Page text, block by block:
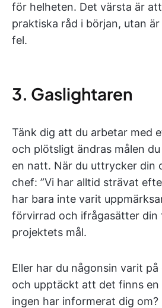
för helheten. Det värsta är
praktiska råd i början, utan
fel.
3. Gaslightaren
Tänk dig att du arbetar med
och plötsligt ändras målen
en natt. När du uttrycker din
chef: ”Vi har alltid strävat
har bara inte varit
förvirrad och ifrågasätter din
projektets mål.
Eller har du någonsin varit
och upptäckt att det finns en
ingen har informerat dig om?